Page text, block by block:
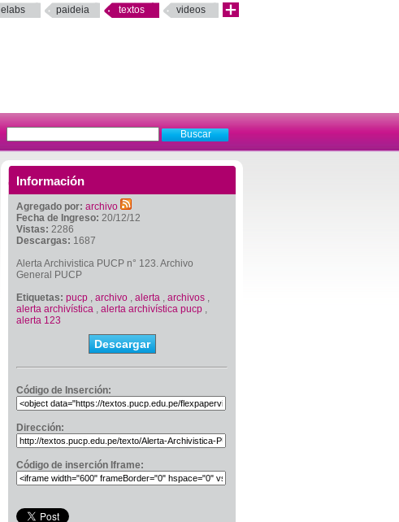
elabs paideia textos videos
Información
Agregado por: archivo
Fecha de Ingreso: 20/12/12
Vistas: 2286
Descargas: 1687
Alerta Archivistica PUCP n° 123. Archivo
General PUCP
Etiquetas: pucp , archivo , alerta , archivos ,
alerta archivística , alerta archivística pucp ,
alerta 123
Descargar
Código de Inserción:
Dirección:
Código de inserción Iframe: